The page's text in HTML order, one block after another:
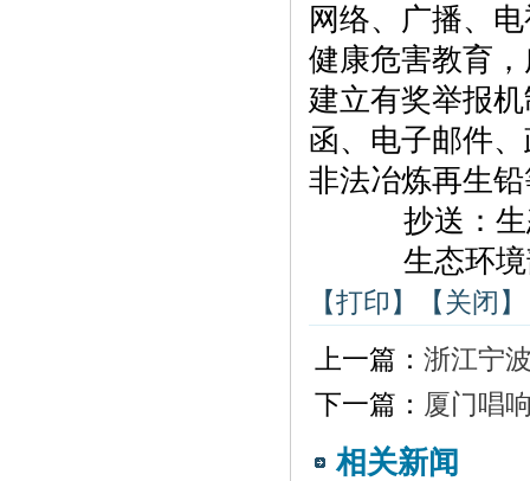
网络、广播、
健康危害教育
建立有奖举报
函、电子邮件
非法冶炼再生
抄送：生
生态环境
【打印】
【关闭】
上一篇： 浙江宁
下一篇： 厦门唱
相关新闻